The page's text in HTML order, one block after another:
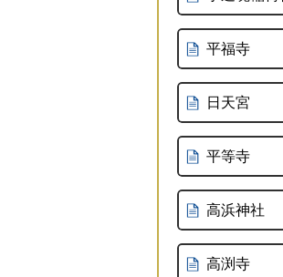
平福寺
日天宮
平等寺
高浜神社
高渕寺